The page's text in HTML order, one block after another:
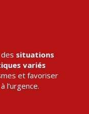
situations
variés
et favoriser
l’urgence.